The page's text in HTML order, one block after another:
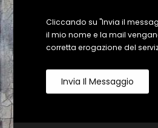
Cliccando su "Invia il
il mio nome e la mail
corretta erogazione del
Invia Il Messaggio